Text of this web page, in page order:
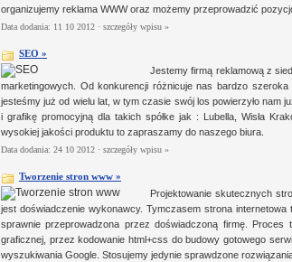
organizujemy reklama WWW oraz możemy przeprowadzić
Data dodania: 11 10 2012 · szczegóły wpisu »
SEO »
Jestemy firmą reklamową z
marketingowych. Od konkurencji różnicuje nas bardzo
jesteśmy już od wielu lat, w tym czasie swój los powierzyło nam
i grafikę promocyjną dla takich spółke jak : Lubella, Wisła
wysokiej jakości produktu to zapraszamy do naszego biura.
Data dodania: 24 10 2012 · szczegóły wpisu »
Tworzenie stron www »
Projektowanie skutecznych
jest doświadczenie wykonawcy. Tymczasem strona
sprawnie przeprowadzona przez doświadczoną firmę.
graficznej, przez kodowanie html+css do budowy gotowego
wyszukiwania Google. Stosujemy jedynie sprawdzone